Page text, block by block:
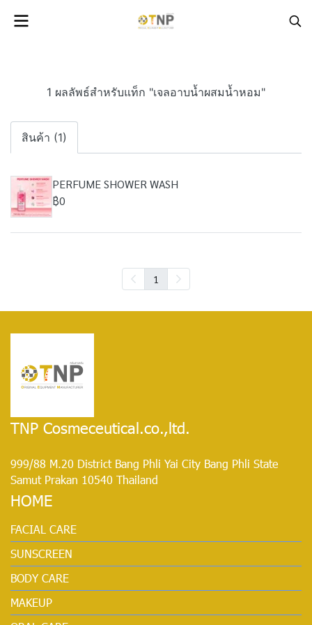
1 ผลลัพธ์สำหรับแท็ก "เจลอาบน้ำผสมน้ำหอม"
สินค้า (1)
PERFUME SHOWER WASH
฿0
1
TNP Cosmeceutical.co.,ltd.
999/88 M.20 District Bang Phli Yai City Bang Phli State
Samut Prakan 10540 Thailand
HOME
FACIAL CARE
SUNSCREEN
BODY CARE
MAKEUP